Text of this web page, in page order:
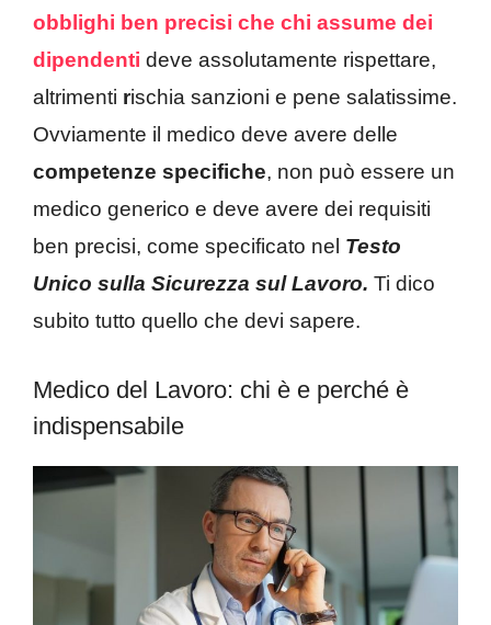
obblighi ben precisi che chi assume dei
dipendenti deve assolutamente rispettare,
altrimenti rischia sanzioni e pene salatissime.
Ovviamente il medico deve avere delle
competenze specifiche, non può essere un
medico generico e deve avere dei requisiti
ben precisi, come specificato nel Testo
Unico sulla Sicurezza sul Lavoro. Ti dico
subito tutto quello che devi sapere.
Medico del Lavoro: chi è e perché è
indispensabile